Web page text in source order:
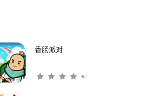
香肠派对